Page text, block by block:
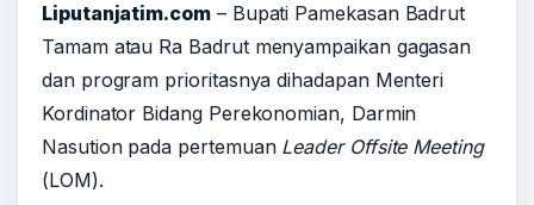
Liputanjatim.com– Bupati Pamekasan Badrut
Tamam atau Ra Badrut menyampaikan gagasan
dan program prioritasnya dihadapan Menteri
Kordinator Bidang Perekonomian, Darmin
Nasution pada pertemuan Leader Offsite Meeting
(LOM).